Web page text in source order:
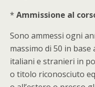
* Ammissione al
Sono ammessi ogni
massimo di 50 in
italiani e stranieri in
o titolo riconosciuto